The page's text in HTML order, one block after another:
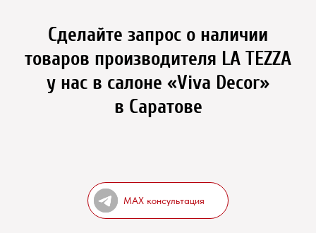
Сделайте запрос о наличии
товаров производителя LA TEZZA
у нас в салоне «Viva Decor»
в Саратове
MAX консультация